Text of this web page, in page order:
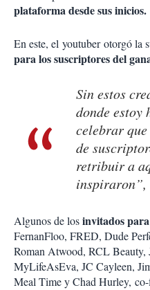
plataforma desde sus inicios.
En este, el youtuber otorgó la
para los suscriptores del
Sin estos
donde estoy
celebrar
de
retribuir a
inspiraron”,
Algunos de losinvitados
FernanFloo, FRED, Dude
Roman Atwood, RCL Beauty,
MyLifeAsEva, JC Cayleen,
Meal Time y Chad Hurley,